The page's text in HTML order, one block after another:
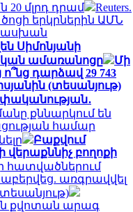
մլրդ դրամ
Reuters.
երկրներին ԱՄՆ
Սիմոնյանի
ամառանոցը
Մի
դարձավ 29 743
(տեսանյութ)
քննարկում են
համար
Բաքվում
վերաքննիչ բողոքի
հատվածներում
առգրավվել
քվոտան արագ